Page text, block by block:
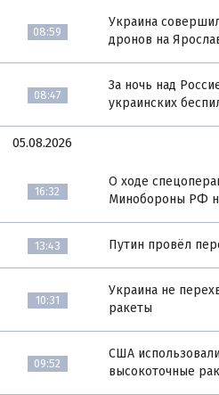
08:59
Украина
дронов на
08:47
За ночь над
украинских
05.08.2026
16:32
О ходе
Минобороны РФ
13:43 Путин провёл
10:31
Украина не
ракеты
09:52
США
высокоточные